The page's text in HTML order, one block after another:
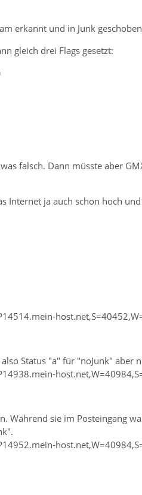
erkannt und in Junk
gleich drei Flags gesetzt:
falsch. Dann müsste aber
Internet ja auch schon hoch
Status "a" für "noJunk" aber
Während sie im Posteingang